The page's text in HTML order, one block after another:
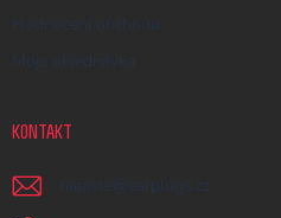
Hodnocení obchodu
Moje objednávka
KONTAKT
napiste @ earplugs.cz